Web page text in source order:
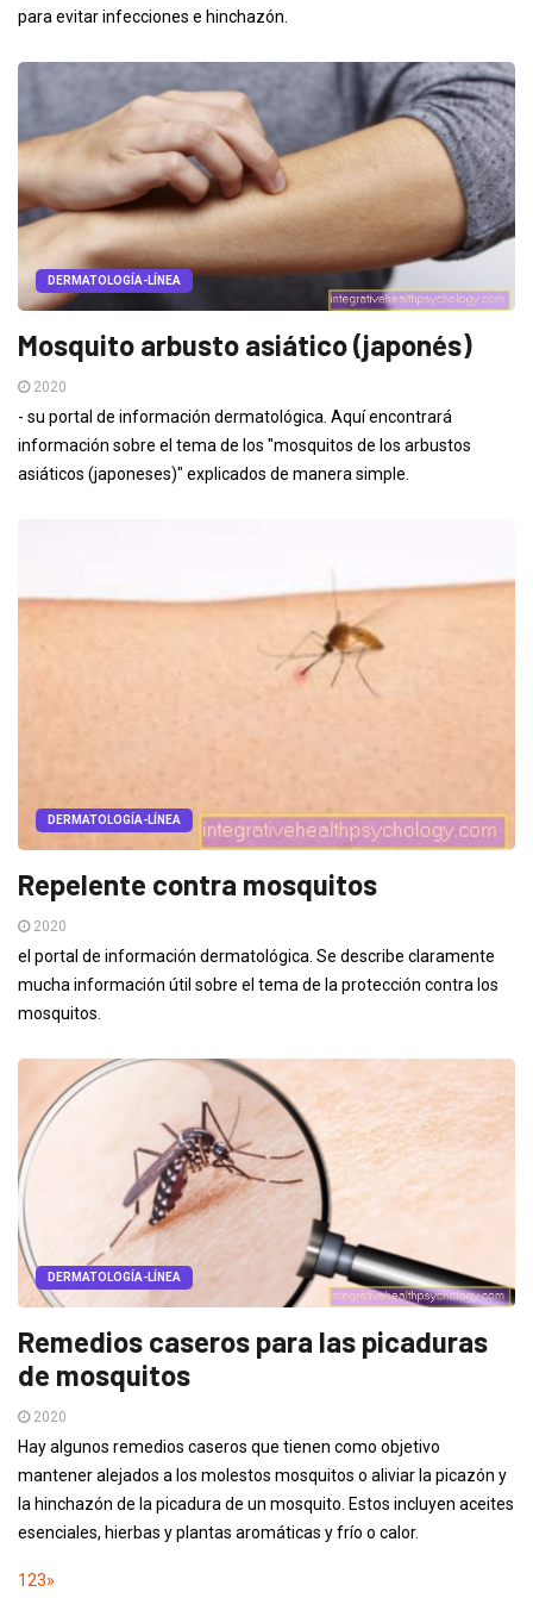
para evitar infecciones e hinchazón.
DERMATOLOGÍA-LÍNEA
Mosquito arbusto asiático (japonés)
2020
- su portal de información dermatológica. Aquí encontrará
información sobre el tema de los "mosquitos de los arbustos
asiáticos (japoneses)" explicados de manera simple.
DERMATOLOGÍA-LÍNEA
Repelente contra mosquitos
2020
el portal de información dermatológica. Se describe claramente
mucha información útil sobre el tema de la protección contra los
mosquitos.
DERMATOLOGÍA-LÍNEA
Remedios caseros para las picaduras
de mosquitos
2020
Hay algunos remedios caseros que tienen como objetivo
mantener alejados a los molestos mosquitos o aliviar la picazón y
la hinchazón de la picadura de un mosquito. Estos incluyen aceites
esenciales, hierbas y plantas aromáticas y frío o calor.
123»